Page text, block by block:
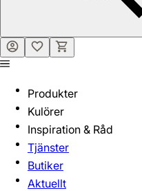
Produkter
Kulörer
Inspiration & Råd
Tjänster
Butiker
Aktuellt